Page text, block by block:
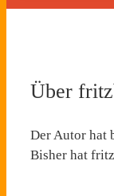
Über
Der Autor hat
Bisher hat